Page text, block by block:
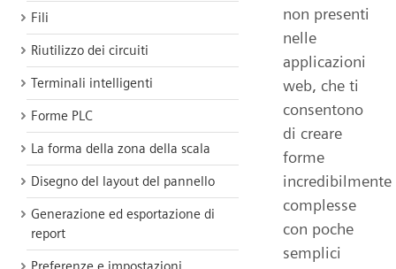
Fili
Riutilizzo dei circuiti
Terminali intelligenti
Forme PLC
La forma della zona della scala
Disegno del layout del pannello
Generazione ed esportazione di
report
non presenti
nelle
applicazioni
web, che ti
consentono
di creare
forme
incredibilmente
complesse
con poche
semplici